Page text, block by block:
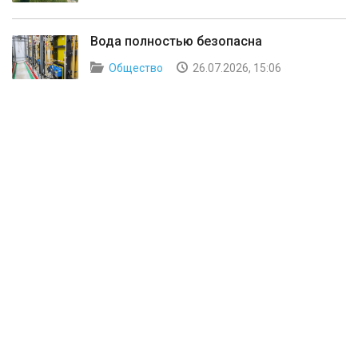
Вода полностью безопасна
Общество 26.07.2026, 15:06